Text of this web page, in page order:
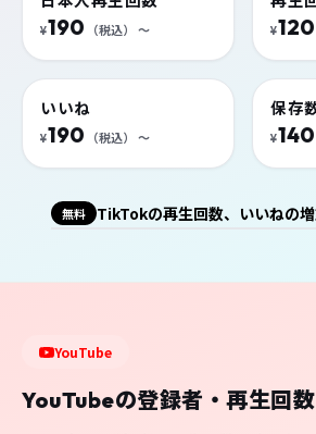
190（税込） 〜 ¥120